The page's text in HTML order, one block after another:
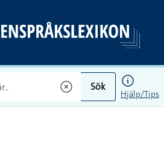
Sök
Hjälp/Tips